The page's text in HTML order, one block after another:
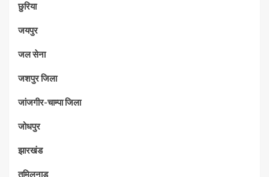
छुरिया
जयपुर
जल सेना
जशपुर जिला
जांजगीर-चाम्पा जिला
जोधपुर
झारखंड
तमिलनाडु